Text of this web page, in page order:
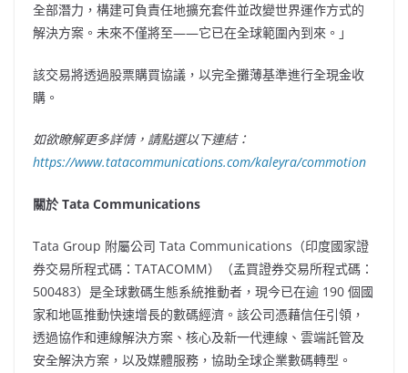
全部潛力，構建可負責任地擴充套件並改變世界運作方式的
解決方案。未來不僅將至——它已在全球範圍內到來。」
該交易將透過股票購買協議，以完全攤薄基準進行全現金收
購。
如欲瞭解更多詳情，請點選以下連結：
https://www.tatacommunications.com/kaleyra/commotion
關於 Tata Communications
Tata Group 附屬公司 Tata Communications（印度國家證
券交易所程式碼：TATACOMM）（孟買證券交易所程式碼：
500483）是全球數碼生態系統推動者，現今已在逾 190 個國
家和地區推動快速增長的數碼經濟。該公司憑藉信任引領，
透過協作和連線解決方案、核心及新一代連線、雲端託管及
安全解決方案，以及媒體服務，協助全球企業數碼轉型。